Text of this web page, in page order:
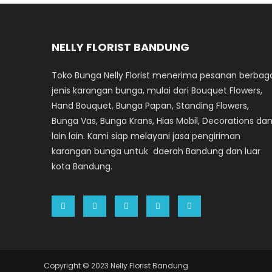
NELLY FLORIST BANDUNG
Toko Bunga Nelly Florist menerima pesanan
jenis karangan bunga, mulai dari Bouquet Flowers,
Hand Bouquet, Bunga Papan, Standing Flowers,
Bunga Vas, Bunga Krans, Hias Mobil, Decorations dan
lain lain. Kami siap melayani jasa pengiriman
karangan bunga untuk daerah Bandung dan luar
kota Bandung.
Copyright © 2023 Nelly Florist Bandung